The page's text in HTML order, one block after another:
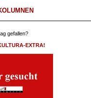
gefallen?
EXTRA!